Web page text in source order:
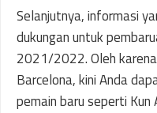
Selanjutnya, informasi
dukungan untuk
2021/2022. Oleh
Barcelona, kini Anda
pemain baru seperti Kun